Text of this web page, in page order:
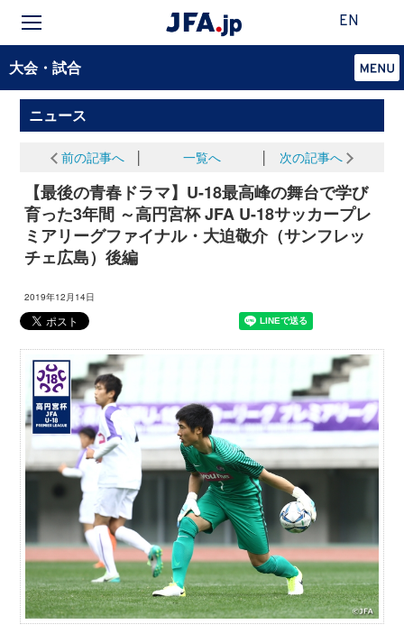
EN
大会・試合
ニュース
前の記事へ 一覧へ 次の記事へ
【最後の青春ドラマ】U-18最高峰の舞台で学び
育った3年間 ～高円宮杯 JFA U-18サッカープレ
ミアリーグファイナル・大迫敬介（サンフレッ
チェ広島）後編
2019年12月14日